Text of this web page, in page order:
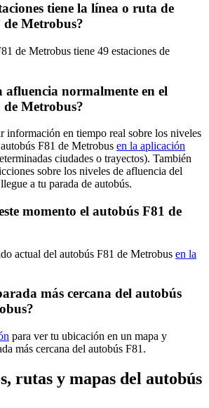
tiene la línea o ruta de
Metrobus?
de Metrobus tiene 49 estaciones de
afluencia normalmente en el
Metrobus?
información en tiempo real sobre los niveles
F81 de Metrobus en la aplicación
ciudades o trayectos). También
sobre los niveles de afluencia del
a tu parada de autobús.
momento el autobús F81 de
actual del autobús F81 de Metrobus en la
más cercana del autobús
para ver tu ubicación en un mapa y
más cercana del autobús F81.
rutas y mapas del autobús